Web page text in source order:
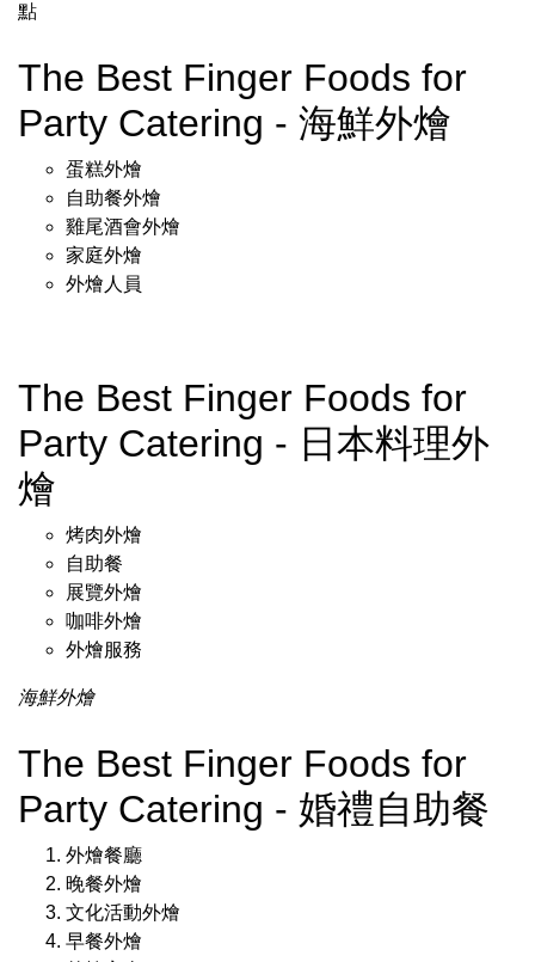
點
The Best Finger Foods for
Party Catering - 海鮮外燴
蛋糕外燴
自助餐外燴
雞尾酒會外燴
家庭外燴
外燴人員
The Best Finger Foods for
Party Catering - 日本料理外
燴
烤肉外燴
自助餐
展覽外燴
咖啡外燴
外燴服務
海鮮外燴
The Best Finger Foods for
Party Catering - 婚禮自助餐
外燴餐廳
晚餐外燴
文化活動外燴
早餐外燴